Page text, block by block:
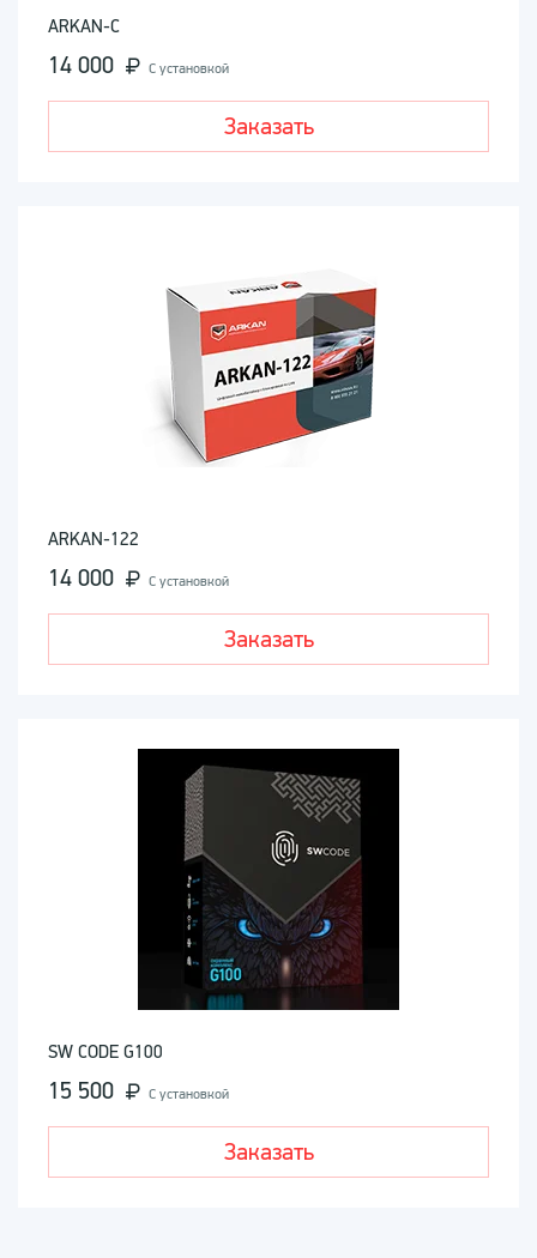
ARKAN-С
14 000 С установкой
Заказать
ARKAN-122
14 000 С установкой
Заказать
SW CODE G100
15 500 С установкой
Заказать